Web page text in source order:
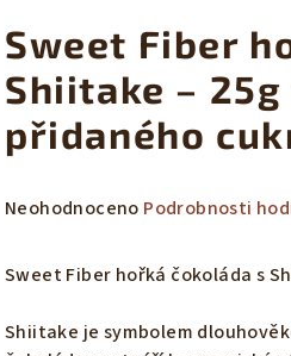
Sweet Fiber
Shiitake –
přidaného
Průměrné
produktu
0,0
z
Neohodnoceno Podrobnosti
Sweet Fiber hořká čokoláda s
Shiitake je symbolem